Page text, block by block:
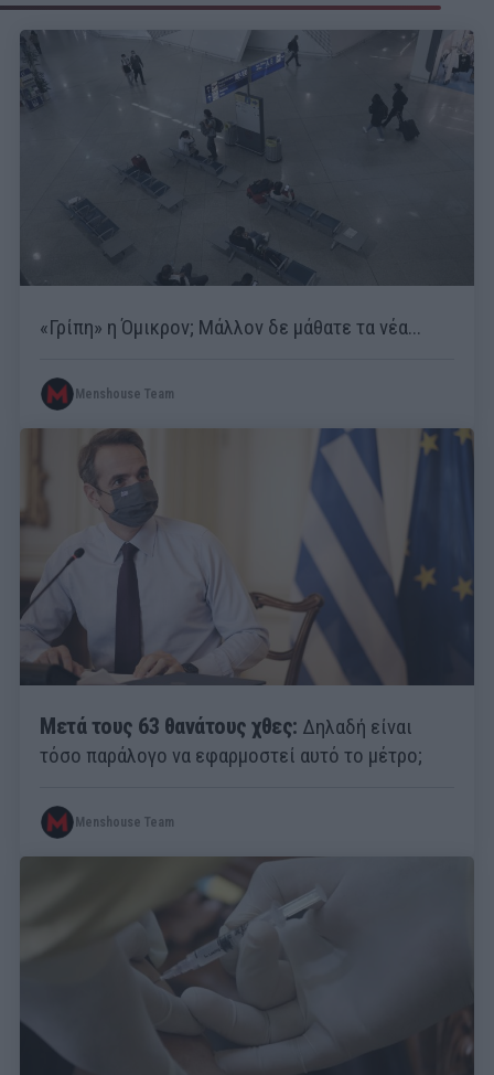
«Γρίπη» η Όμικρον; Μάλλον δε μάθατε τα νέα...
Menshouse Team
Μετά τους 63 θανάτους χθες: Δηλαδή είναι
τόσο παράλογο να εφαρμοστεί αυτό το μέτρο;
Menshouse Team